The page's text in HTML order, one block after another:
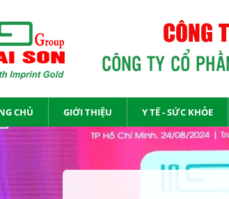
CÔNG
CÔNG TY CỔ
CHỦ GIỚI THIỆU Y TẾ - SỨC KHỎE